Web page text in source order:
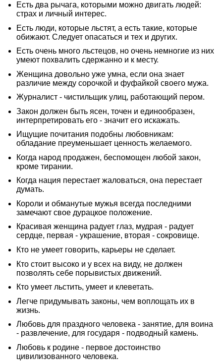
Есть два рычага, которыми можно двигать людей:
страх и личный интерес.
Есть люди, которые льстят, а есть такие, которые
обижают. Следует опасаться и тех и других.
Есть очень много льстецов, но очень немногие из них
умеют похвалить сдержанно и к месту.
Женщина довольно уже умна, если она знает
различие между сорочкой и фуфайкой своего мужа.
Журналист - чистильщик улиц, работающий пером.
Закон должен быть ясен, точен и единообразен,
интерпретировать его - значит его искажать.
Ищущие почитания подобны любовникам:
обладание преуменьшает ценность желаемого.
Когда народ продажен, беспомощен любой закон,
кроме тирании.
Когда нация перестает жаловаться, она перестает
думать.
Короли и обманутые мужья всегда последними
замечают свое дурацкое положение.
Красивая женщина радует глаз, мудрая - радует
сердце, первая - украшение, вторая - сокровище.
Кто не умеет говорить, карьеры не сделает.
Кто стоит высоко и у всех на виду, не должен
позволять себе порывистых движений.
Кто умеет льстить, умеет и клеветать.
Легче придумывать законы, чем воплощать их в
жизнь.
Любовь для праздного человека - занятие, для воина
- развлечение, для государя - подводный камень.
Любовь к родине - первое достоинство
цивилизованного человека.